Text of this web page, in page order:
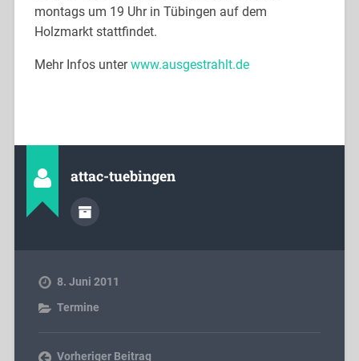
montags um 19 Uhr in Tübingen auf dem
Holzmarkt stattfindet.
Mehr Infos unterwww.ausgestrahlt.de
attac-tuebingen
8. Juni 2011
Termine
Vorheriger Beitrag